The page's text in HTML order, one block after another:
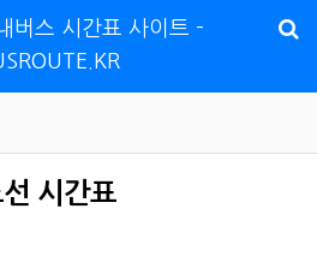
버스 시간표 사이트 -
시간표